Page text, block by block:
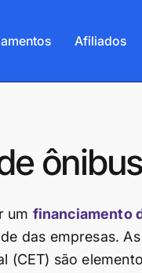
Afiliados
ônibus
um financiamento
das empresas.
(CET) são